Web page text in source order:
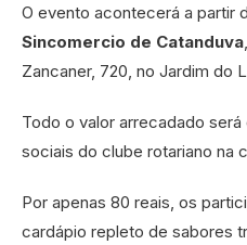
O evento acontecerá a partir
Sincomercio de Catanduva
Zancaner, 720, no Jardim do
Todo o valor arrecadado
sociais do clube rotariano na
Por apenas 80 reais, os
cardápio repleto de sabores